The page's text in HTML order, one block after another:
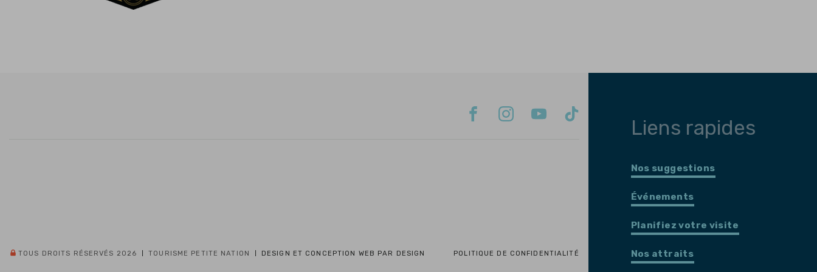
TOUS DROITS RÉSERVÉS 2026 TOURISME PETITE NATION DESIGN ET CONCEPTION WEB PAR DESIGN POLITIQUE DE CONFIDENTIALITÉ
Liens rapides
Nos suggestions
Événements
Planifiez votre visite
Nos attraits